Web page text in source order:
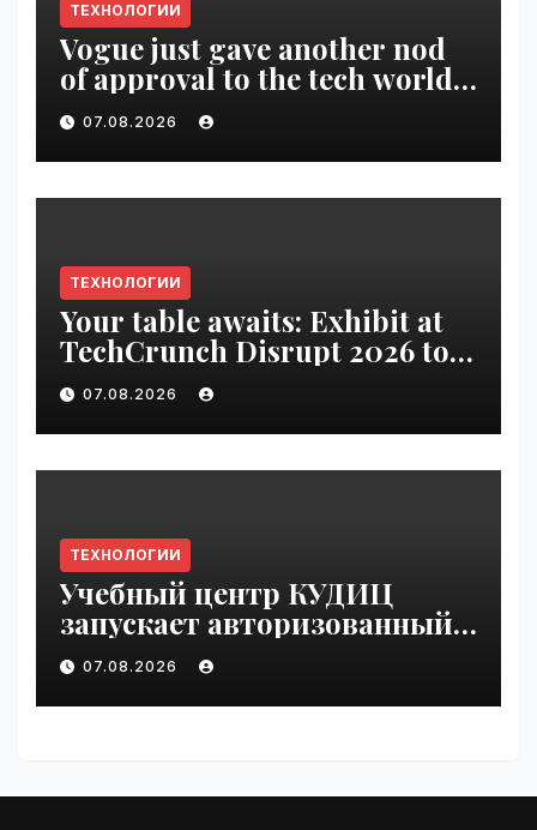
ТЕХНОЛОГИИ
Vogue just gave another nod
of approval to the tech world |
VseTime.ru
07.08.2026
ТЕХНОЛОГИИ
Your table awaits: Exhibit at
TechCrunch Disrupt 2026 to
be seen by thousands |
VseTime.ru
07.08.2026
ТЕХНОЛОГИИ
Учебный центр КУДИЦ
запускает авторизованный
курс по
администрированию Mind
Migrate#guest | VseTime.ru
07.08.2026